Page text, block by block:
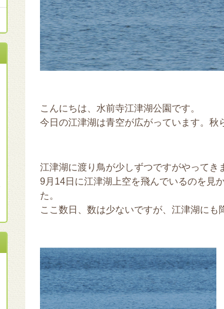
こんにちは、水前寺江津湖公園です。
今日の江津湖は青空が広がっています。秋
江津湖に渡り鳥が少しずつですがやってき
9月14日に江津湖上空を飛んでいるのを見
た。
ここ数日、数は少ないですが、江津湖にも